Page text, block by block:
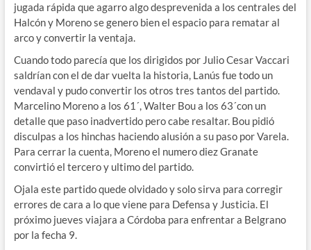
jugada rápida que agarro algo desprevenida a los centrales del
Halcón y Moreno se genero bien el espacio para rematar al
arco y convertir la ventaja.
Cuando todo parecía que los dirigidos por Julio Cesar Vaccari
saldrían con el de dar vuelta la historia, Lanús fue todo un
vendaval y pudo convertir los otros tres tantos del partido.
Marcelino Moreno a los 61´, Walter Bou a los 63´con un
detalle que paso inadvertido pero cabe resaltar. Bou pidió
disculpas a los hinchas haciendo alusión a su paso por Varela.
Para cerrar la cuenta, Moreno el numero diez Granate
convirtió el tercero y ultimo del partido.
Ojala este partido quede olvidado y solo sirva para corregir
errores de cara a lo que viene para Defensa y Justicia. El
próximo jueves viajara a Córdoba para enfrentar a Belgrano
por la fecha 9.